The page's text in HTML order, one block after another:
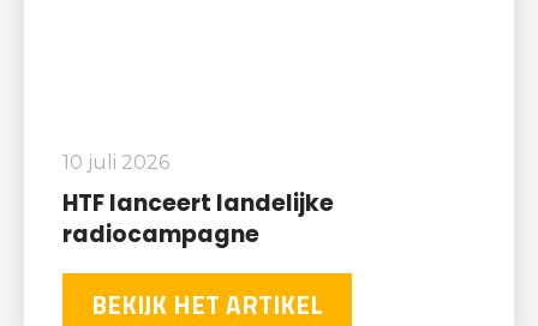
10 juli 2026
HTF lanceert landelijke
radiocampagne
BEKIJK HET ARTIKEL